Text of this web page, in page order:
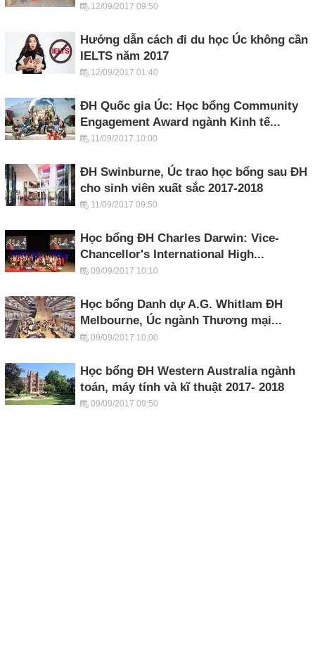
12/09/2017 09:50
Hướng dẫn cách đi du học Úc không cần
IELTS năm 2017
12/09/2017 01:40
ĐH Quốc gia Úc: Học bổng Community
Engagement Award ngành Kinh tế...
11/09/2017 10:00
ĐH Swinburne, Úc trao học bổng sau ĐH
cho sinh viên xuất sắc 2017-2018
11/09/2017 09:50
Học bổng ĐH Charles Darwin: Vice-
Chancellor's International High...
09/09/2017 10:10
Học bổng Danh dự A.G. Whitlam ĐH
Melbourne, Úc ngành Thương mại...
09/09/2017 10:00
Học bổng ĐH Western Australia ngành
toán, máy tính và kĩ thuật 2017- 2018
09/09/2017 09:50